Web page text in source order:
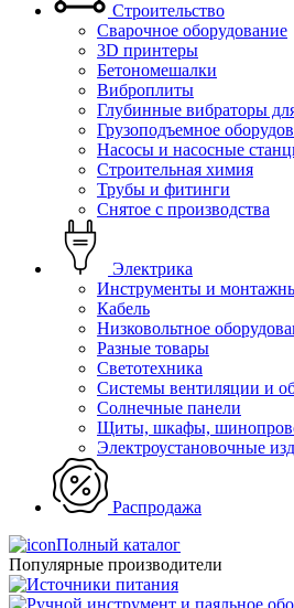
Строительство
Сварочное оборудование
3D принтеры
Бетономешалки
Виброплиты
Глубинные вибраторы
Грузоподъемное
Насосы и насосные
Строительная химия
Трубы и фитинги
Снятое с производства
Электрика
Инструменты и
Кабель
Низковольтное
Разные товары
Светотехника
Системы вентиляции и
Солнечные панели
Щиты, шкафы,
Электроустановочные
Распродажа
Полный каталог
Популярные производители